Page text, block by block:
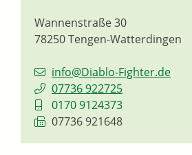
Wannenstraße 30
78250Tengen-Watterdingen
info@Diablo-Fighter.de
07736 922725
0170 9124373
07736 921648